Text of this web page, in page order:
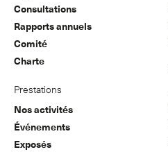
Consultations
Rapports annuels
Comité
Charte
Prestations
Nos activités
Événements
Exposés